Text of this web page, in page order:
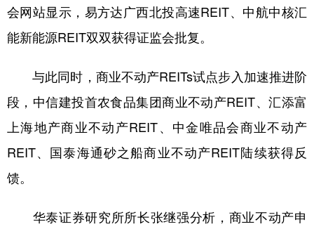
地方频道
北京 天津 河北
辽宁 吉林 上海 江苏
浙江 安徽 福建 江西
山东 河南 湖北 湖南
陕西 甘肃 青海 宁夏
会网站显示，易方达广西北投高速REIT、中航中核汇
能新能源REIT双双获得证监会批复。
与此同时，商业不动产REITs试点步入加速推进阶
段，中信建投首农食品集团商业不动产REIT、汇添富
上海地产商业不动产REIT、中金唯品会商业不动产
REIT、国泰海通砂之船商业不动产REIT陆续获得反
馈。
华泰证券研究所所长张继强分析，商业不动产申